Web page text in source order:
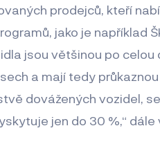
prodejců, kteří
jako je například
jsou většinou po
a mají tedy
dovážených vozidel,
jen do 30 %,“ dále